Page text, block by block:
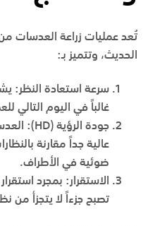
تُعد عمليات زراعة العدسات
الحديث، وتتميز بـ:
سرعة استعادة النظر :
غالباً في اليوم التالي
جودة الرؤية (HD):
عالية جداً مقارنة
ضوئية في الأطراف.
الاستقرار : بمجرد
تصبح جزءاً لا يتجزأ من